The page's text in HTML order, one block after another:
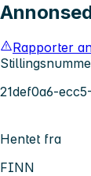
Rapporter
21def0a6-
Hentet fra
FINN